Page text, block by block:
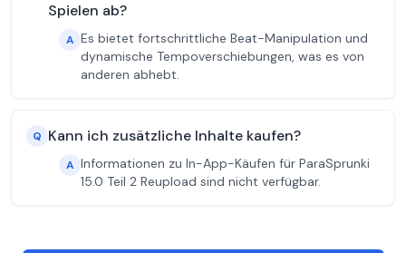
Spielen ab?
A Es bietet fortschrittliche Beat-Manipulation und
dynamische Tempoverschiebungen, was es von
anderen abhebt.
Q Kann ich zusätzliche Inhalte kaufen?
A Informationen zu In-App-Käufen für ParaSprunki
15.0 Teil 2 Reupload sind nicht verfügbar.